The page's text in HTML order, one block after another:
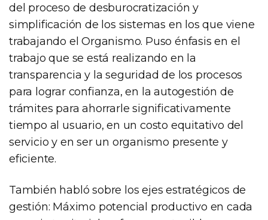
del proceso de desburocratización y
simplificación de los sistemas en los que viene
trabajando el Organismo. Puso énfasis en el
trabajo que se está realizando en la
transparencia y la seguridad de los procesos
para lograr confianza, en la autogestión de
trámites para ahorrarle significativamente
tiempo al usuario, en un costo equitativo del
servicio y en ser un organismo presente y
eficiente.
También habló sobre los ejes estratégicos de
gestión: Máximo potencial productivo en cada